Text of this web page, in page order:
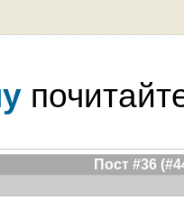
Пост #36